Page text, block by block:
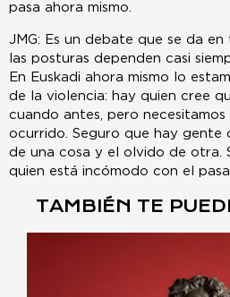
pasa ahora mismo.
JMG: Es un debate que se da
las posturas dependen casi
En Euskadi ahora mismo lo
de la violencia: hay quien cree
cuando antes, pero
ocurrido. Seguro que hay gente
de una cosa y el olvido de otra.
quien está incómodo con el
TAMBIÉN TE